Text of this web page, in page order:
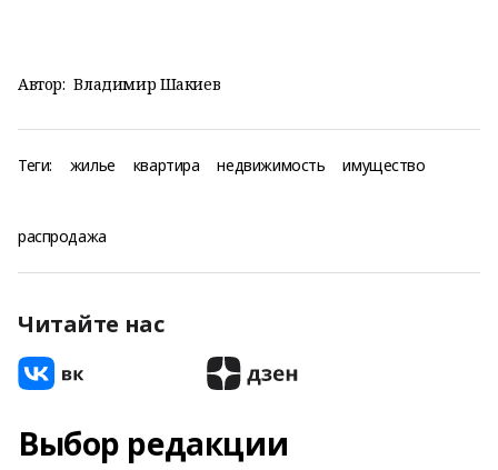
Автор: Владимир Шакиев
Теги: жилье квартира недвижимость имущество
распродажа
Читайте нас
Выбор редакции